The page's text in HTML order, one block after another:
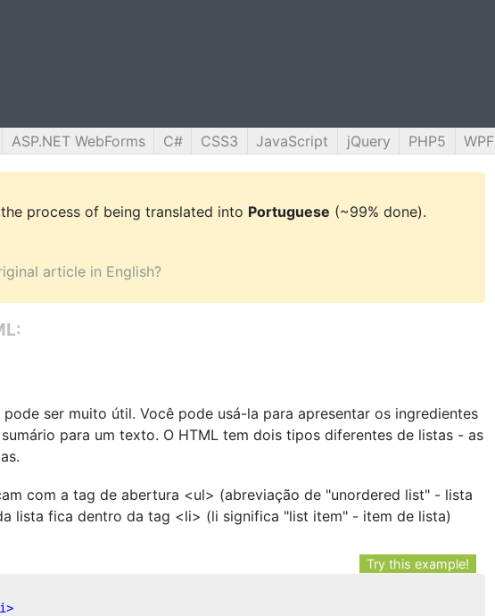
ASP.NET WebForms C# CSS3 JavaScript jQuery PHP5 WPF
process of being translated into Portuguese (~99% done).
article in English?
ser muito útil. Você pode usá-la para apresentar os ingredientes
para um texto. O HTML tem dois tipos diferentes de listas - as
com a tag de abertura <ul> (abreviação de "unordered list" - lista
lista fica dentro da tag <li> (li significa "list item" - item de lista)
Try this example!
>